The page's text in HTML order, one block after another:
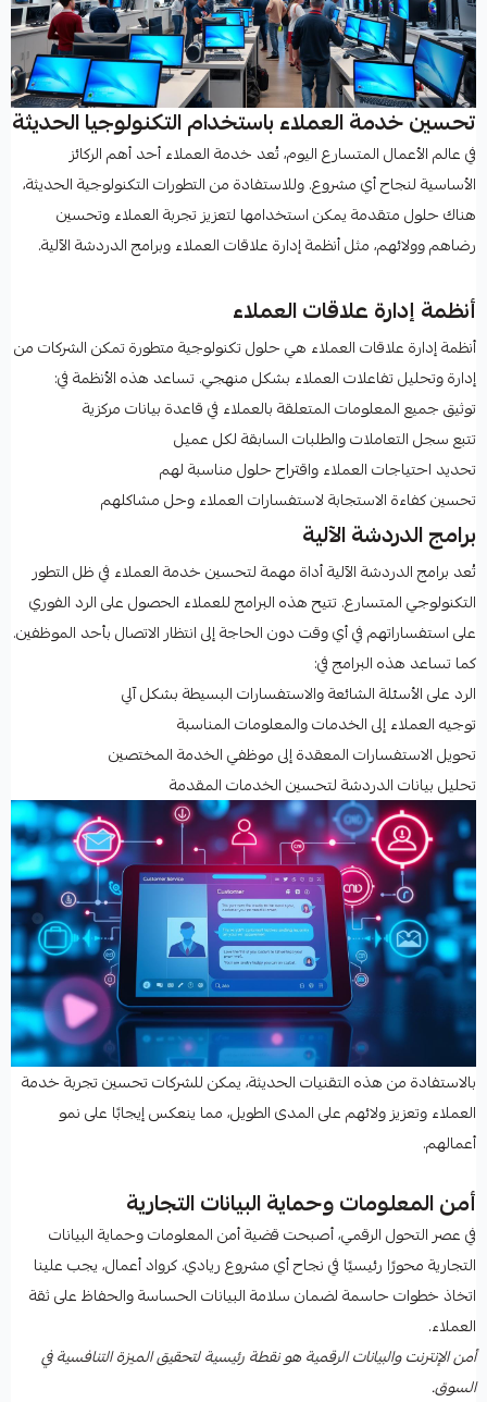
تحسين خدمة العملاء باستخدام التكنولوجيا الحديثة
في عالم الأعمال المتسارع اليوم، تُعد خدمة العملاء أحد أهم الركائز
الأساسية لنجاح أي مشروع. وللاستفادة من التطورات التكنولوجية الحديثة،
هناك حلول متقدمة يمكن استخدامها لتعزيز تجربة العملاء وتحسين
رضاهم وولائهم، مثل أنظمة إدارة علاقات العملاء وبرامج الدردشة الآلية.
أنظمة إدارة علاقات العملاء
أنظمة إدارة علاقات العملاء هي حلول تكنولوجية متطورة تمكن الشركات من
إدارة وتحليل تفاعلات العملاء بشكل منهجي. تساعد هذه الأنظمة في:
توثيق جميع المعلومات المتعلقة بالعملاء في قاعدة بيانات مركزية
تتبع سجل التعاملات والطلبات السابقة لكل عميل
تحديد احتياجات العملاء واقتراح حلول مناسبة لهم
تحسين كفاءة الاستجابة لاستفسارات العملاء وحل مشاكلهم
برامج الدردشة الآلية
تُعد برامج الدردشة الآلية أداة مهمة لتحسين خدمة العملاء في ظل التطور
التكنولوجي المتسارع. تتيح هذه البرامج للعملاء الحصول على الرد الفوري
على استفساراتهم في أي وقت دون الحاجة إلى انتظار الاتصال بأحد الموظفين.
كما تساعد هذه البرامج في:
الرد على الأسئلة الشائعة والاستفسارات البسيطة بشكل آلي
توجيه العملاء إلى الخدمات والمعلومات المناسبة
تحويل الاستفسارات المعقدة إلى موظفي الخدمة المختصين
تحليل بيانات الدردشة لتحسين الخدمات المقدمة
بالاستفادة من هذه التقنيات الحديثة، يمكن للشركات تحسين تجربة خدمة
العملاء وتعزيز ولائهم على المدى الطويل، مما ينعكس إيجابًا على نمو
أعمالهم.
أمن المعلومات وحماية البيانات التجارية
في عصر التحول الرقمي، أصبحت قضية أمن المعلومات وحماية البيانات
التجارية محورًا رئيسيًا في نجاح أي مشروع ريادي. كرواد أعمال، يجب علينا
اتخاذ خطوات حاسمة لضمان سلامة البيانات الحساسة والحفاظ على ثقة
العملاء.
أمن الإنترنت والبيانات الرقمية هو نقطة رئيسية لتحقيق الميزة التنافسية في
السوق.